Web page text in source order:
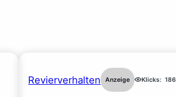
Revierverhalten Anzeige Klicks: 186